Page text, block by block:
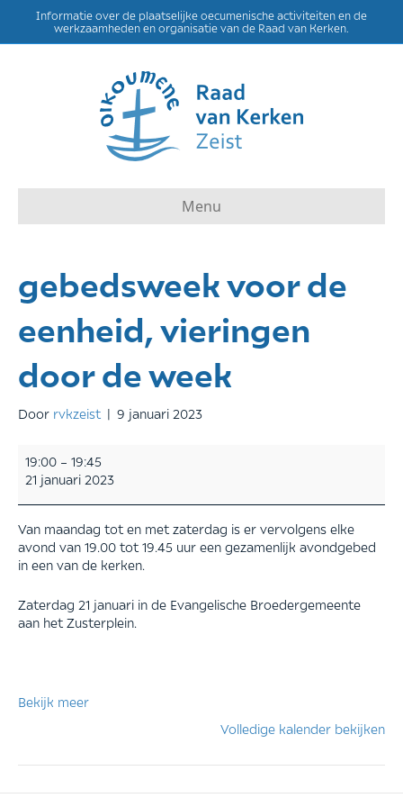
Informatie over de plaatselijke oecumenische activiteiten en de
werkzaamheden en organisatie van de Raad van Kerken.
Menu
gebedsweek voor de
eenheid, vieringen
door de week
Door rvkzeist | 9 januari 2023
voor
de
eenheid,
vieringen
door
de
19:00 – 19:45
21 januari 2023
Van maandag tot en met zaterdag is er vervolgens elke
avond van 19.00 tot 19.45 uur een gezamenlijk avondgebed
in een van de kerken.
Zaterdag 21 januari in de Evangelische Broedergemeente
aan het Zusterplein.
Bekijk meer
Volledige kalender bekijken